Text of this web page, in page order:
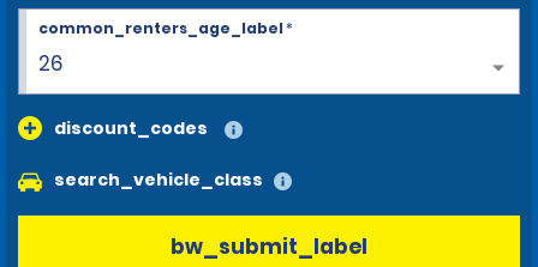
26
common_renters_age_label*
discount_codes
search_vehicle_class
bw_submit_label